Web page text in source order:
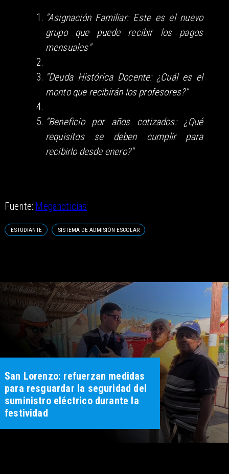
"Asignación Familiar: Este es el nuevo
grupo que puede recibir los pagos
mensuales"
"Deuda Histórica Docente: ¿Cuál es el
monto que recibirán los profesores?"
"Beneficio por años cotizados: ¿Qué
requisitos se deben cumplir para
recibirlo desde enero?"
Fuente: Meganoticias
ESTUDIANTE SISTEMA DE ADMISIÓN ESCOLAR
San Lorenzo: refuerzan medidas
para resguardar la seguridad del
suministro eléctrico durante la
festividad